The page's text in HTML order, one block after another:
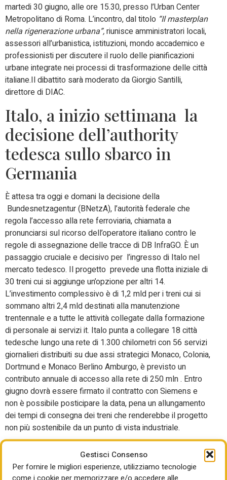
Gestisci Consenso
Per fornire le migliori esperienze, utilizziamo tecnologie
come i cookie per memorizzare e/o accedere alle
martedi 30 giugno, alle ore 15.30, presso l’Urban Center
Metropolitano di Roma. L’incontro, dal titolo “Il masterplan
nella rigenerazione urbana”,riunisce amministratori locali,
assessori all’urbanistica, istituzioni, mondo accademico e
professionisti per discutere il ruolo delle pianificazioni
urbane integrate nei processi di trasformazione delle città
italiane.Il dibattito sarà moderato da Giorgio Santilli,
direttore di DIAC.
Italo, a inizio settimana la
decisione dell’authority
tedesca sullo sbarco in
Germania
È attesa tra oggi e domani la decisione della
Bundesnetzagentur (BNetzA), l’autorità federale che
regola l’accesso alla rete ferroviaria, chiamata a
pronunciarsi sul ricorso dell’operatore italiano contro le
regole di assegnazione delle tracce di DB InfraGO. È un
passaggio cruciale e decisivo per l’ingresso di Italo nel
mercato tedesco. Il progetto prevede una flotta iniziale di
30 treni cui si aggiunge un’opzione per altri 14.
L’investimento complessivo è di 1,2 mld per i treni cui si
sommano altri 2,4 mld destinati alla manutenzione
trentennale e a tutte le attività collegate dalla formazione
di personale ai servizi it. Italo punta a collegare 18 città
tedesche lungo una rete di 1.300 chilometri con 56 servizi
giornalieri distribuiti su due assi strategici Monaco, Colonia,
Dortmund e Monaco Berlino Amburgo, è previsto un
contributo annuale di accesso alla rete di 250 mln . Entro
giugno dovrà essere firmato il contratto con Siemens e
non è possibile posticipare la data, pena un allungamento
dei tempi di consegna dei treni che renderebbe il progetto
non più sostenibile da un punto di vista industriale.
Energia, Arera presenta la
Relazione annuale